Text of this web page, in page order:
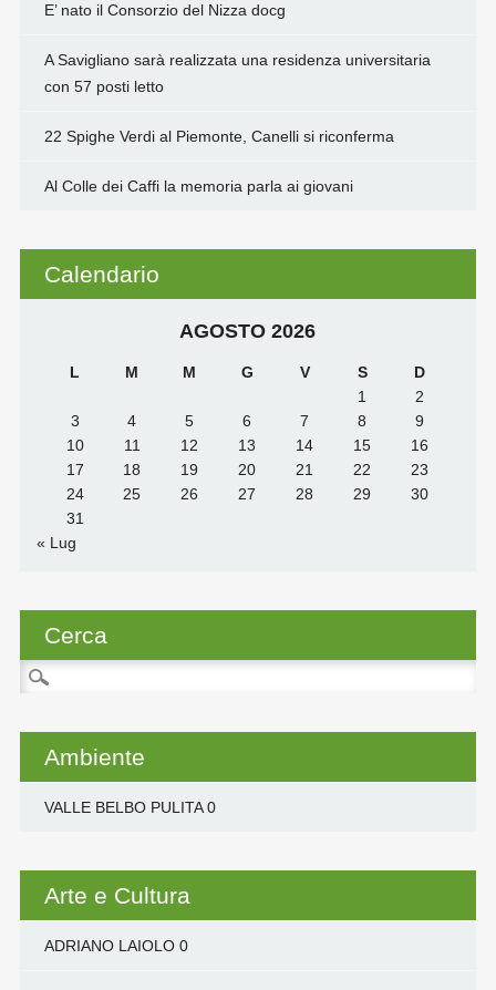
E’ nato il Consorzio del Nizza docg
A Savigliano sarà realizzata una residenza universitaria
con 57 posti letto
22 Spighe Verdi al Piemonte, Canelli si riconferma
Al Colle dei Caffi la memoria parla ai giovani
Calendario
AGOSTO 2026
L M M G V S
D
1
2
3
4 5 6 7 8
9
10
11 12 13 14 15
16
17
18 19 20 21 22
23
24
25 26 27 28 29
30
31
« Lug
Cerca
Ricerca
per:
Ambiente
VALLE BELBO PULITA0
Arte e Cultura
ADRIANO LAIOLO0